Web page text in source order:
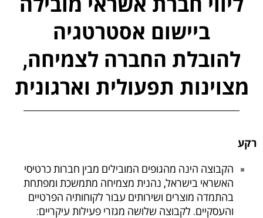
ביישום אסטרטגיה
להובלת החברה לצמיחה,
מצוינות תפעולית וארגונית
הקבוצה הינה מהגופים המובילים מבין חברות כרטיסי
האשראי בישראל, נהנית מצמיחה מתמשכת ומפתחת
בהתמדה מוצרים ושירותים עבור לקוחותיה הפרטיים
והעסקיים. לקבוצה שלושה מגזרי פעילות עיקריים: